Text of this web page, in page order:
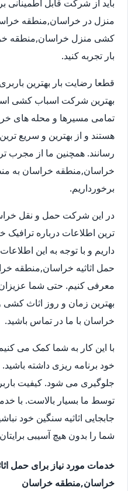
باید از شرکت قابل اطمینانی
منزل در خراسان,منطقه
کشی منزل خراسان,منطقه
بار تجربه کنید.
قطعا رضایت بار بهترین
بهترین شرکت اسباب کشی
تمامی مسیرها و محله های
هستند و از بهترین و سریع
رسانند. همچنین ما از مجرب
خراسان,منطقه خراسان به
برخورداریم.
در این شرکت حمل و نقل
ترین اطلاعات درباره
داریم و با توجه به این
حمل اثاثیه خراسان,منطقه
معرفی کنیم. حتی شما عزیزان
بهترین زمان و روز اثاث
خراسان با ما در تماس باشید.
با این کار به شما کمک می کنیم
خود برنامه ریزی داشته باشید.
جلوگیری می شود. کیفیت
توسط ما بسیار بالاست. با
جابجایی اثاثیه سنگین خود
شما را بدون هیچ آسیبی
خدمات مورد نیاز برای حمل
خراسان,منطقه خراسان